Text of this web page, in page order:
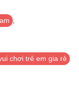
,
chơi trẻ em gia rẻ